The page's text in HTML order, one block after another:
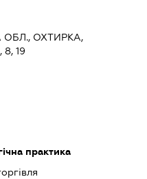
ОБЛ., ОХТИРКА,
19
практика